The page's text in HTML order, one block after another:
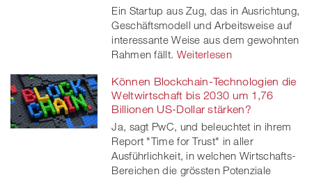
Ein Startup aus Zug, das in Ausrichtung,
Geschäftsmodell und Arbeitsweise auf
interessante Weise aus dem gewohnten
Rahmen fällt. Weiterlesen
Können Blockchain-Technologien die
Weltwirtschaft bis 2030 um 1,76
Billionen US-Dollar stärken?
Ja, sagt PwC, und beleuchtet in ihrem
Report "Time for Trust" in aller
Ausführlichkeit, in welchen Wirtschafts-
Bereichen die grössten Potenziale